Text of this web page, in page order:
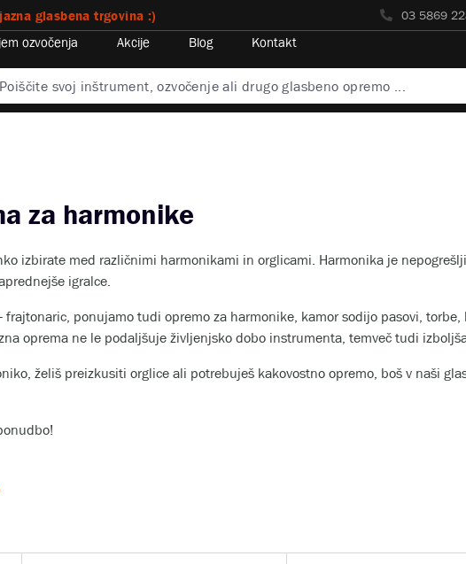
glasbena trgovina :) 03 5869
ozvočenja Akcije Blog Kontakt
za harmonike
izbirate med različnimi harmonikami in orglicami. Harmonika je
igralce.
ponujamo tudi opremo za harmonike, kamor sodijo pasovi,
oprema ne le podaljšuje življenjsko dobo instrumenta, temveč tudi
želiš preizkusiti orglice ali potrebuješ kakovostno opremo, boš v naši